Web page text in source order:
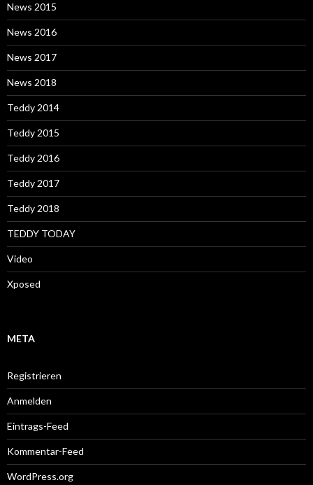
News 2015
News 2016
News 2017
News 2018
Teddy 2014
Teddy 2015
Teddy 2016
Teddy 2017
Teddy 2018
TEDDY TODAY
Video
Xposed
META
Registrieren
Anmelden
Eintrags-Feed
Kommentar-Feed
WordPress.org